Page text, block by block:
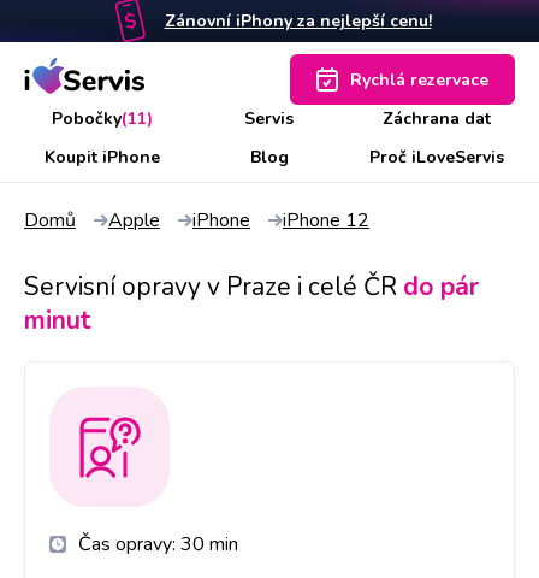
Zánovní iPhony za nejlepší cenu!
Pobočky(11) Servis
Záchrana dat
Koupit iPhone
Blog Proč iLoveServis
Rychlá rezervace
Domů Apple iPhone iPhone 12
Servisní opravy v Praze i celé ČR do pár
minut
Čas opravy: 30 min